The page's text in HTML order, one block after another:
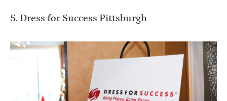
5. Dress for Success Pittsburgh